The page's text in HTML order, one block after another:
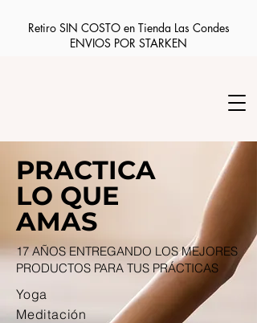
Retiro SIN COSTO en Tienda Las Condes
ENVIOS POR STARKEN
PRACTICA
LO QUE
AMAS
17 AÑOS ENTREGANDO LOS MEJORES
PRODUCTOS PARA TUS PRÁCTICAS
Yoga
Meditación